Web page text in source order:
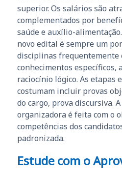
superior. Os salários são
complementados por
saúde e auxílio-
novo edital é sempre um
disciplinas frequentemente
conhecimentos específicos,
raciocínio lógico. As etapas
costumam incluir provas
do cargo, prova discursiva.
organizadora é feita com o
competências dos
padronizada.
Estude com o